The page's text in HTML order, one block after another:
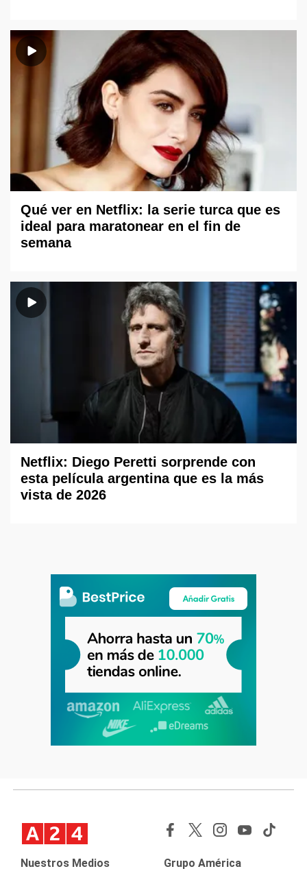
Qué ver en Netflix: la serie turca que es
ideal para maratonear en el fin de
semana
Netflix: Diego Peretti sorprende con
esta película argentina que es la más
vista de 2026
Nuestros Medios Grupo América